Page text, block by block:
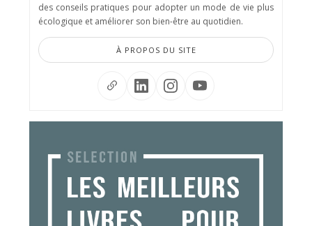
des conseils pratiques pour adopter un mode de vie plus
écologique et améliorer son bien-être au quotidien.
À PROPOS DU SITE